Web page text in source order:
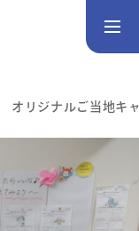
オリジナルご当地キ